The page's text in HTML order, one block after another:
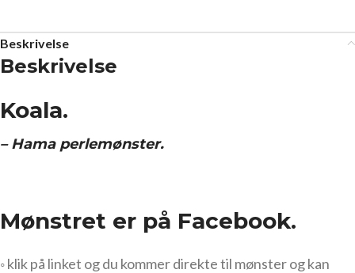
Beskrivelse
Beskrivelse
Koala.
– Hama perlemønster.
Mønstret er på Facebook.
◦ klik på linket og du kommer direkte til mønster og kan